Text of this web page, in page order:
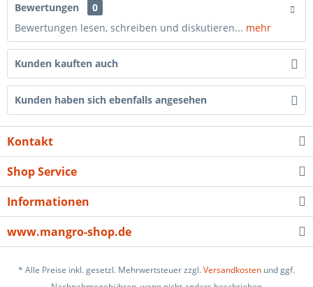
Bewertungen
0
Bewertungen lesen, schreiben und diskutieren... mehr
Kunden kauften auch
Kunden haben sich ebenfalls angesehen
Kontakt
Shop Service
Informationen
www.mangro-shop.de
* Alle Preise inkl. gesetzl. Mehrwertsteuer zzgl.Versandkosten und ggf.